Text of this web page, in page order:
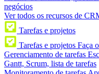
negócios
Ver todos os recursos de
Tarefas e projetos
Tarefas e projetos Faça
Gerenciamento de tarefas
Gantt, Scrum, lista de tarefas